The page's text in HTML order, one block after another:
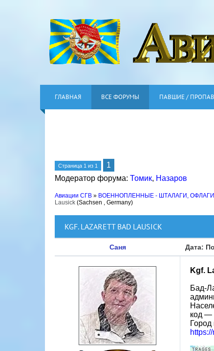
ГЛАВНАЯ ВСЕ ФОРУМЫ ПАВШИЕ /
Страница 1 из 1
1
Модератор форума: Томик, Назаров
Авиации СГВ » ВОЕННОПЛЕННЫЕ - ШТАЛАГИ,
Lausick (Sachsen , Germany)
KGF. LAZARETT BAD LAUSICK
Саня Дата:
Kgf.
Бад-
код —
Город